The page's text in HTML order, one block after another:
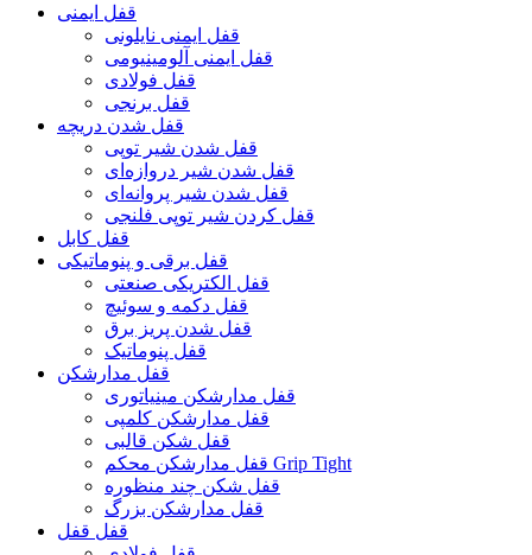
قفل ایمنی
قفل ایمنی نایلونی
قفل ایمنی آلومینیومی
قفل فولادی
قفل برنجی
قفل شدن دریچه
قفل شدن شیر توپی
قفل شدن شیر دروازه‌ای
قفل شدن شیر پروانه‌ای
قفل کردن شیر توپی فلنجی
قفل کابل
قفل برقی و پنوماتیکی
قفل الکتریکی صنعتی
قفل دکمه و سوئیچ
قفل شدن پریز برق
قفل پنوماتیک
قفل مدارشکن
قفل مدارشکن مینیاتوری
قفل مدارشکن کلمپی
قفل شکن قالبی
قفل مدارشکن محکم Grip Tight
قفل شکن چند منظوره
قفل مدارشکن بزرگ
قفل قفل